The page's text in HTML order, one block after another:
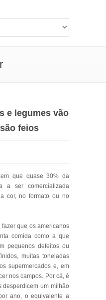
e legumes vão
feios
que quase 30% da
a ser comercializada
cor, no formato ou no
que os americanos
comida como a que
pequenos defeitos ou
muitas toneladas
supermercados e, em
nos campos. Por cá, é
desperdicem um milhão
ano, o equivalente a